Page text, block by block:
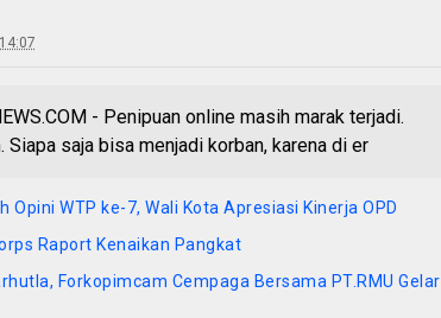
- Penipuan online masih marak terjadi.
saja bisa menjadi korban, karena di er
Opini WTP ke-7, Wali Kota Apresiasi Kinerja OPD
Raport Kenaikan Pangkat
Forkopimcam Cempaga Bersama PT.RMU Gelar